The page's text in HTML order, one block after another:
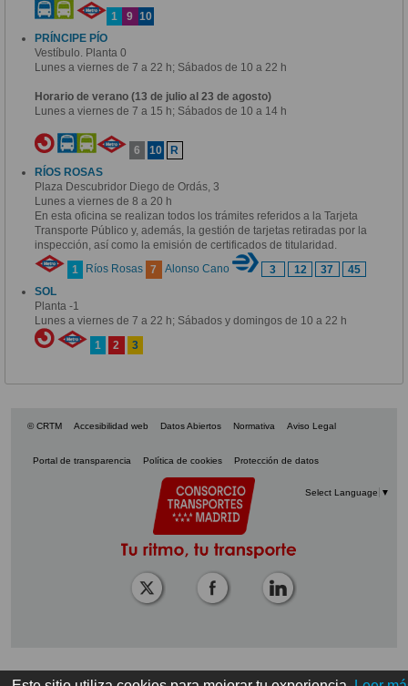
1
9 10
PRÍNCIPE PÍO
Vestíbulo. Planta 0
Lunes a viernes de 7 a 22 h; Sábados de 10 a 22 h
Horario de verano (13 de julio al 23 de agosto)
Lunes a viernes de 7 a 15 h; Sábados de 10 a 14 h
6 10
R
RÍOS ROSAS
Plaza Descubridor Diego de Ordás, 3
Lunes a viernes de 8 a 20 h
En esta oficina se realizan todos los trámites referidos a la Tarjeta
Transporte Público y, además, la gestión de tarjetas retiradas por la
inspección, así como la emisión de certificados de titularidad.
1
Ríos Rosas 7 Alonso Cano 3 12 37
45
SOL
Planta -1
Lunes a viernes de 7 a 22 h; Sábados y domingos de 10 a 22 h
1
2 3
© CRTM Accesibilidad web Datos Abiertos Normativa Aviso Legal
Portal de transparencia Política de cookies Protección de datos
Select Language ▼